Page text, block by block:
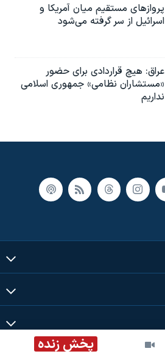
پخش زنده
پروازهای مستقیم میان آمریکا و
اسرائیل از سر گرفته می‌شود
عراق: هیچ قراردادی برای حضور
«مستشاران نظامی» جمهوری اسلامی
نداریم